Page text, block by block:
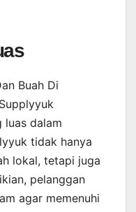
Buah Di
luas dalam
tidak hanya
lokal, tetapi juga
pelanggan
agar memenuhi